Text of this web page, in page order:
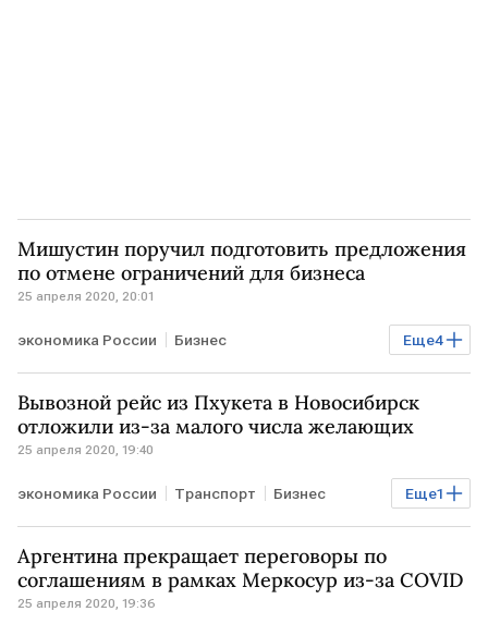
Мишустин поручил подготовить предложения
по отмене ограничений для бизнеса
25 апреля 2020, 20:01
Еще4
экономика России Бизнес
Антивирус для экономики РФ РОССИЯ
Михаил Мишустин самоизоляция
Вывозной рейс из Пхукета в Новосибирск
отложили из-за малого числа желающих
25 апреля 2020, 19:40
Еще1
экономика России Транспорт Бизнес
РОССИЯ
Аргентина прекращает переговоры по
соглашениям в рамках Меркосур из-за COVID
25 апреля 2020, 19:36